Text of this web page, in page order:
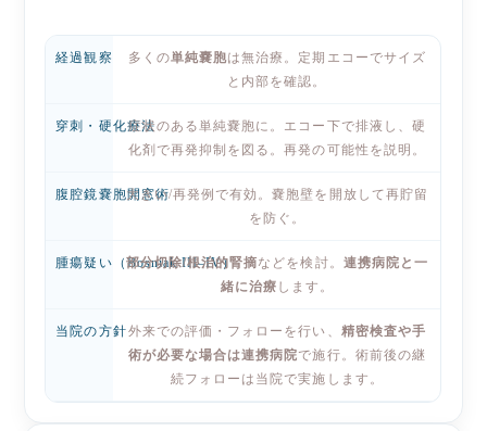
経過観察 多くの単純嚢胞は無治療。定期エコーでサイズ
と内部を確認。
穿刺・硬化療法症状のある単純嚢胞に。エコー下で排液し、硬
化剤で再発抑制を図る。再発の可能性を説明。
腹腔鏡嚢胞開窓術大きい/再発例で有効。嚢胞壁を開放して再貯留
を防ぐ。
腫瘍疑い（Bosniak III–IV）
部分切除/根治的腎摘などを検討。 連携病院と一
緒に治療 します。
当院の方針外来での評価・フォローを行い、 精密検査や手
術が必要な場合は連携病院で施行。術前後の継
続フォローは当院で実施します。